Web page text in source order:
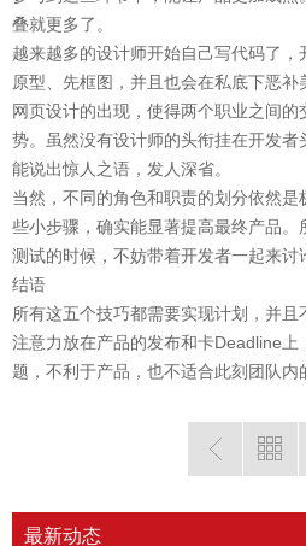
叠就更多了。
越来越多的设计师开始自己写代码了
原型、先框图，并且也会在私底下恶
网页设计的出现，使得两个职业之间
势。虽然没有设计师的头衔挂在开发
能说出惊人之语，发人深省。
当然，不同的角色和职责的划分依然
些小步骤，确实能显著提高最终产品
测试的时候，不妨带着开发者一起来讨
结语
所有这五个技巧都需要实现计划，并
注意力放在产品的发布和卡Deadline上
题，不利于产品，也不适合此刻团队内
最新动态